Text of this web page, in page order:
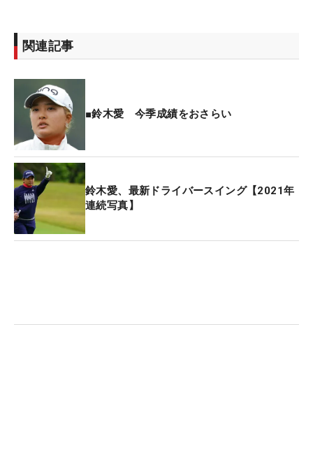
木。転機が訪れたのは、2週間前の「フジサンケイ
レディス」だった。頼んでいたキャディの体調が悪
ピンの浦山康雄氏が、鈴木のバッグを担ぐことにな
った。
ドライバーで左へのミスが目立っていた鈴木。それ
を見た浦山氏は「鈴木プロの持ち球はドローで、右
に打ち出してから左に戻ってくる。そのときはフッ
クの度合いが強くて左にミスしていた。もともと右
プッシュは出るけど、左へのミスは出るタイプでは
ない」と鈴木の変化に気づいた。
関連記事
■鈴木愛 今季成績をおさらい
鈴木愛、最新ドライバースイング【2021年
連続写真】